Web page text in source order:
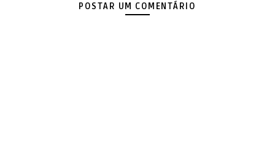
POSTAR UM COMENTÁRIO